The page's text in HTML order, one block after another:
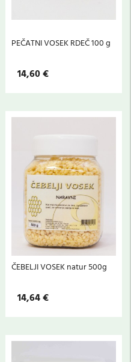
PEČATNI VOSEK RDEČ 100 g
14,60 €
ČEBELJI VOSEK natur 500g
14,64 €